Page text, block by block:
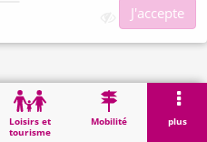
Loisirs et
tourisme
Mobilité plus
J'accepte